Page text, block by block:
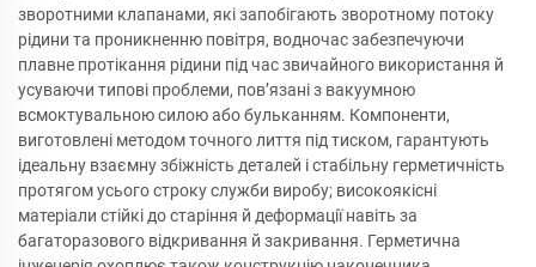
зворотними клапанами, які запобігають зворотному потоку
рідини та проникненню повітря, водночас забезпечуючи
плавне протікання рідини під час звичайного використання й
усуваючи типові проблеми, пов’язані з вакуумною
всмоктувальною силою або бульканням. Компоненти,
виготовлені методом точного лиття під тиском, гарантують
ідеальну взаємну збіжність деталей і стабільну герметичність
протягом усього строку служби виробу; високоякісні
матеріали стійкі до старіння й деформації навіть за
багаторазового відкривання й закривання. Герметична